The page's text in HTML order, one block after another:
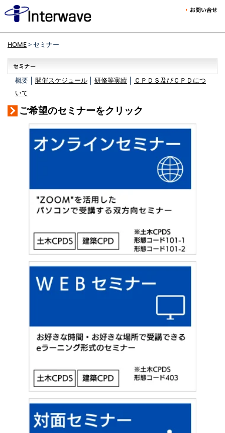
HOME> セミナー
概要 │ 開催スケジュール 研修等実績
ＣＰＤＳ及びＣＰＤにつ
いて
ご希望のセミナーをクリック